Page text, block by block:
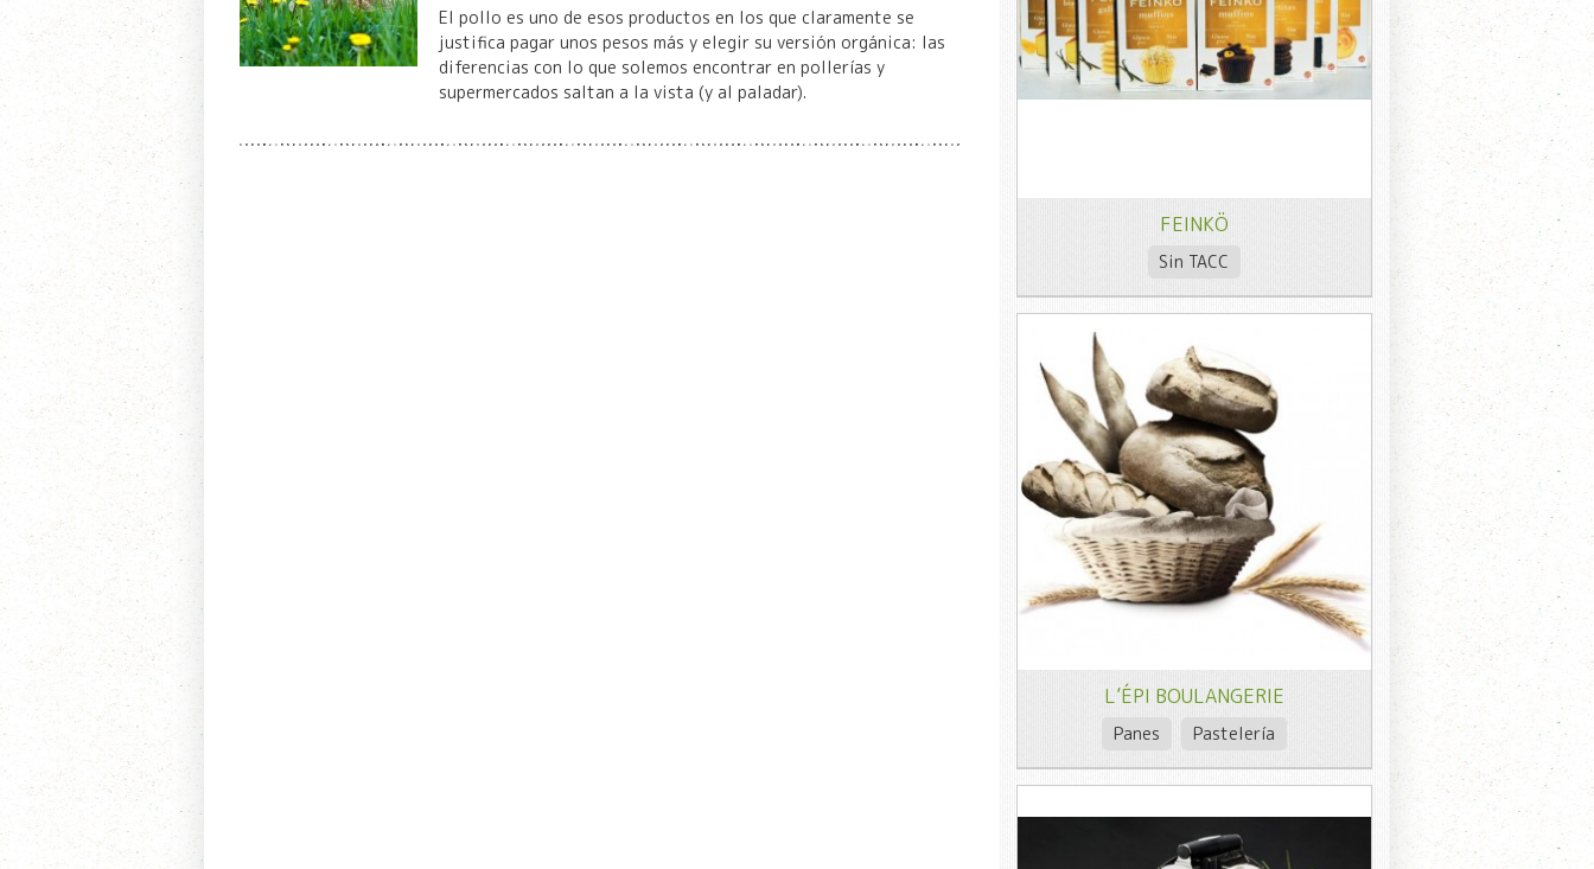
El pollo es uno de esos productos en los que claramente se
justifica pagar unos pesos más y elegir su versión orgánica: las
diferencias con lo que solemos encontrar en pollerías y
supermercados saltan a la vista (y al paladar).
FEINKÖ
Sin TACC
L’ÉPI BOULANGERIE
Panes Pastelería